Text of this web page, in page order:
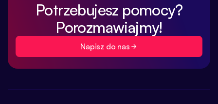
Potrzebujesz pomocy?
Porozmawiajmy!
Napisz do nas